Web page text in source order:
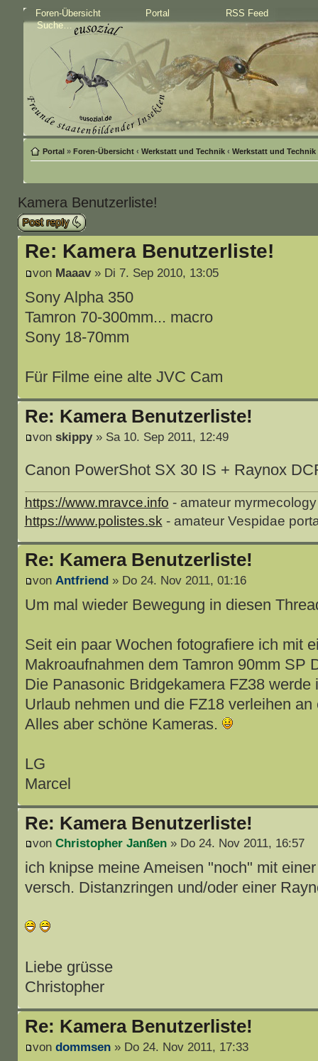
Foren-Übersicht Portal RSS Feed
Portal» Foren-Übersicht ‹ Werkstatt und Technik ‹ Werkstatt und Technik
Kamera Benutzerliste!
Antwort schreiben
Re: Kamera Benutzerliste!
von Maaav» Di 7. Sep 2010, 13:05
Sony Alpha 350
Tamron 70-300mm... macro
Sony 18-70mm
Für Filme eine alte JVC Cam
Re: Kamera Benutzerliste!
von skippy» Sa 10. Sep 2011, 12:49
Canon PowerShot SX 30 IS + Raynox
https://www.mravce.info - amateur
https://www.polistes.sk- amateur Vespidae
Re: Kamera Benutzerliste!
von Antfriend» Do 24. Nov 2011, 01:16
Um mal wieder Bewegung in diesen
Seit ein paar Wochen fotografiere ich mit
Makroaufnahmen dem Tamron 90mm SP
Die Panasonic Bridgekamera FZ38 werde
Urlaub nehmen und die FZ18 verleihen an
Alles aber schöne Kameras.
LG
Marcel
Re: Kamera Benutzerliste!
von Christopher Janßen» Do 24. Nov 2011, 16:57
ich knipse meine Ameisen "noch" mit
versch. Distanzringen und/oder einer
Liebe grüsse
Christopher
Re: Kamera Benutzerliste!
von dommsen» Do 24. Nov 2011, 17:33